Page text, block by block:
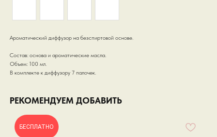
Ароматический диффузор на безспиртовой основе.
Состав: основа и ароматические масла.
Объем: 100 мл.
В комплекте к диффузору 7 палочек.
РЕКОМЕНДУЕМ ДОБАВИТЬ
БЕСПЛАТНО